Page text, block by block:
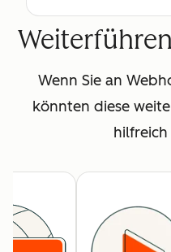
Wenn Sie an
könnten diese
hilfreich